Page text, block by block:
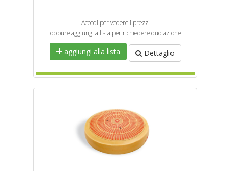
Accedi per vedere i prezzi
oppure aggiungi a lista per richiedere quotazione
aggiungi alla lista Dettaglio